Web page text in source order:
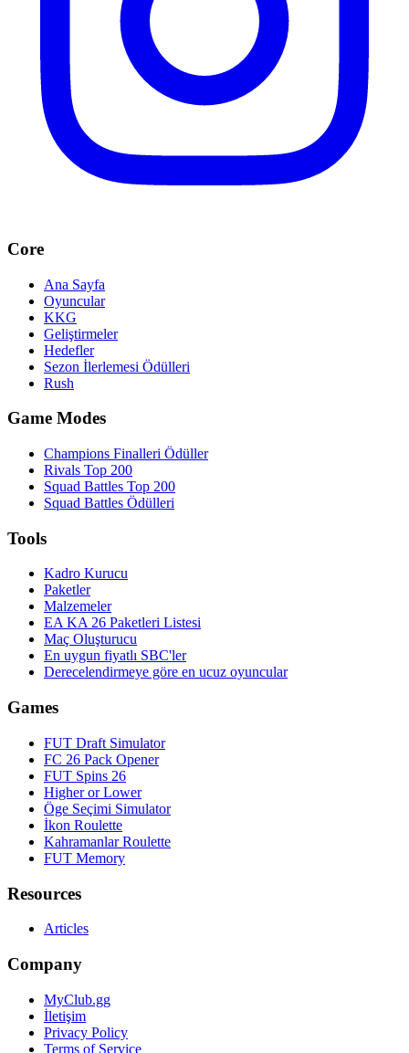
Core
Ana Sayfa
Oyuncular
KKG
Geliştirmeler
Hedefler
Sezon İlerlemesi Ödülleri
Rush
Game Modes
Champions Finalleri Ödüller
Rivals Top 200
Squad Battles Top 200
Squad Battles Ödülleri
Tools
Kadro Kurucu
Paketler
Malzemeler
EA KA 26 Paketleri Listesi
Maç Oluşturucu
En uygun fiyatlı SBC'ler
Derecelendirmeye göre en ucuz oyuncular
Games
FUT Draft Simulator
FC 26 Pack Opener
FUT Spins 26
Higher or Lower
Öge Seçimi Simulator
İkon Roulette
Kahramanlar Roulette
FUT Memory
Resources
Articles
Company
MyClub.gg
İletişim
Privacy Policy
Terms of Service